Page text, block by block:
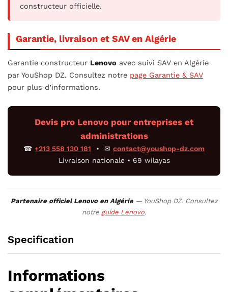
constructeur officielle.
Garantie, livraison et SAV en Algérie
Garantie constructeur Lenovo avec suivi SAV en Algérie
par YouShop DZ. Consultez notre page Garantie & SAV
pour plus d’informations.
Devis pro Lenovo pour entreprises et
administrations
☎ +213 558 130 181 • ✉ contact@youshop-dz.com
Livraison nationale • 69 wilayas
Partenaire officiel Lenovo en Algérie— YouShop DZ. Consultez
notre guide Lenovo.
Specification
Informations